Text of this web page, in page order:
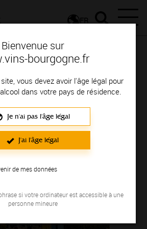
Bienvenue sur
bourgogne.fr
vous devez avoir l'âge légal pour
dans votre pays de résidence.
Je n'ai pas l'âge légal
J'ai l'âge légal
de mes données
si votre ordinateur est accessible à une
personne mineure
FR
Rendez-vous
Vignobles &
au Hameau -
Thorins
septembre 2022